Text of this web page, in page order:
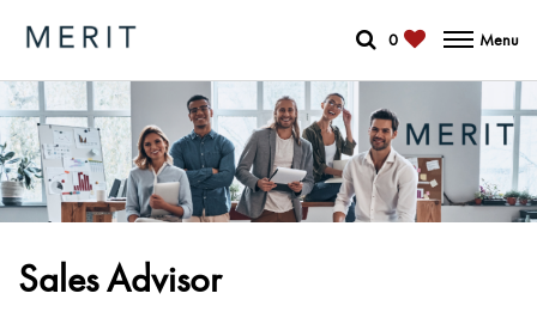
0 Menu
Sales Advisor